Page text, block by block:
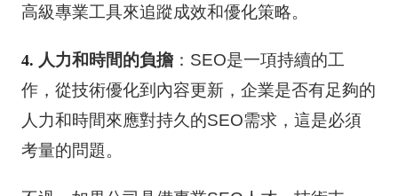
高級專業工具來追蹤成效和優化策略。
4. 人力和時間的負擔 ：SEO是一項持續的工
作，從技術優化到內容更新，企業是否有足夠的
人力和時間來應對持久的SEO需求，這是必須
考量的問題。